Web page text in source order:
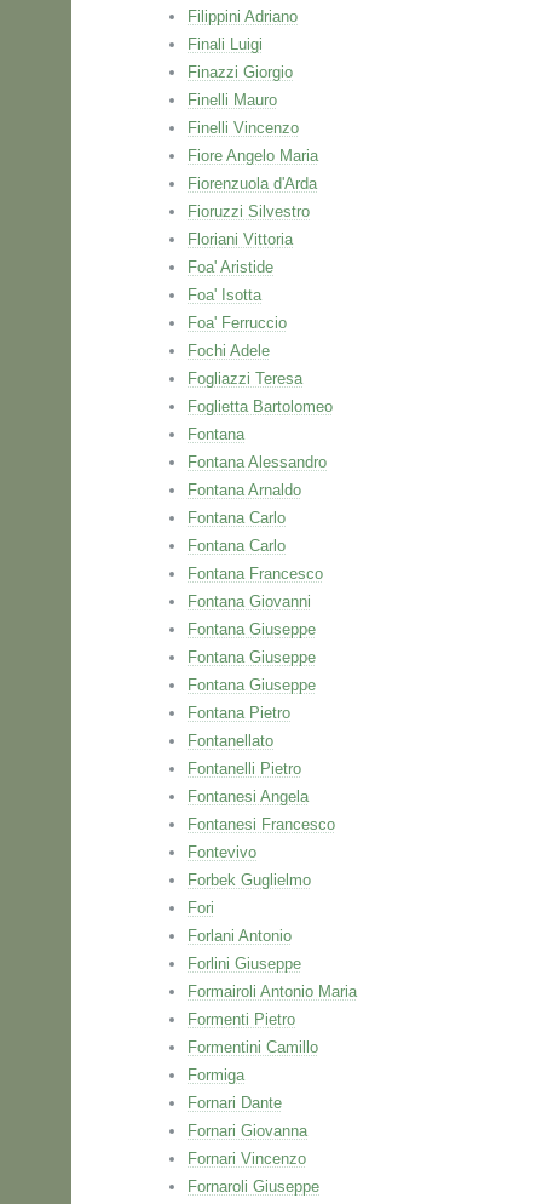
Filippini Adriano
Finali Luigi
Finazzi Giorgio
Finelli Mauro
Finelli Vincenzo
Fiore Angelo Maria
Fiorenzuola d'Arda
Fioruzzi Silvestro
Floriani Vittoria
Foa' Aristide
Foa' Isotta
Foa' Ferruccio
Fochi Adele
Fogliazzi Teresa
Foglietta Bartolomeo
Fontana
Fontana Alessandro
Fontana Arnaldo
Fontana Carlo
Fontana Carlo
Fontana Francesco
Fontana Giovanni
Fontana Giuseppe
Fontana Giuseppe
Fontana Giuseppe
Fontana Pietro
Fontanellato
Fontanelli Pietro
Fontanesi Angela
Fontanesi Francesco
Fontevivo
Forbek Guglielmo
Fori
Forlani Antonio
Forlini Giuseppe
Formairoli Antonio Maria
Formenti Pietro
Formentini Camillo
Formiga
Fornari Dante
Fornari Giovanna
Fornari Vincenzo
Fornaroli Giuseppe